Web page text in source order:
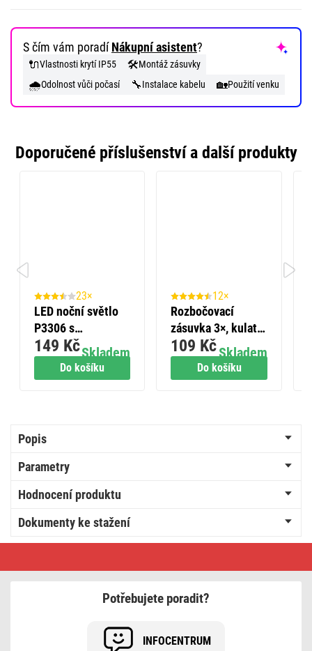
S čím vám poradíNákupní asistent?
🔌Vlastnosti krytí IP55 🛠️Montáž zásuvky
🌧️Odolnost vůči počasí 🔧Instalace kabelu 🏡Použití venku
Doporučené příslušenství a další produkty
Do košíku
23×
LED noční světlo
P3306 s
fotosenzorem do
zásuvky
Skladem
149 Kč
Do košíku
12×
Rozbočovací
zásuvka 3×, kulatá,
bílá
Skladem
109 Kč
Popis
Parametry
Hodnocení produktu
Dokumenty ke stažení
Potřebujete poradit?
INFOCENTRUM